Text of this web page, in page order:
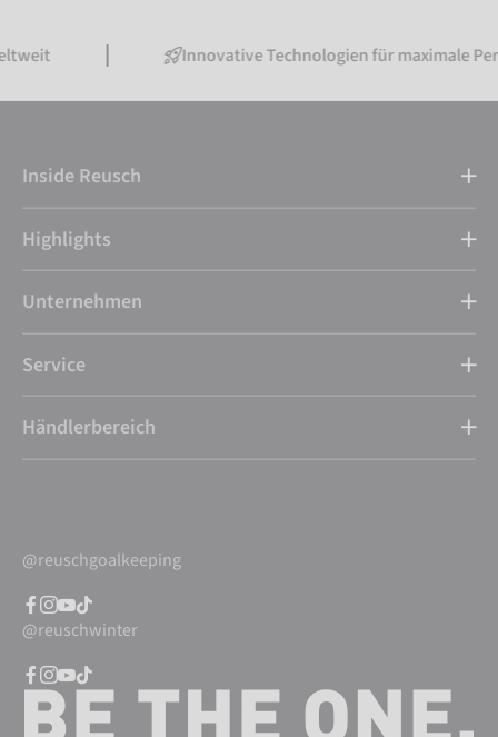
Innovative Technologien für maximale
Inside Reusch
Highlights
Unternehmen
Service
Händlerbereich
@reuschgoalkeeping
@reuschwinter